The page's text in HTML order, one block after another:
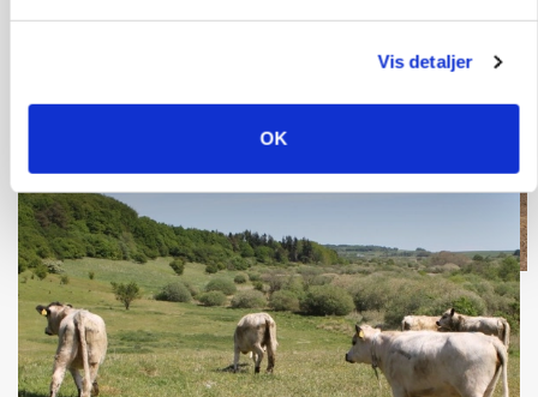
Vis detaljer
OK
Folketinget behandler ny gødskningslov: Sådan
Annonce
Loading...